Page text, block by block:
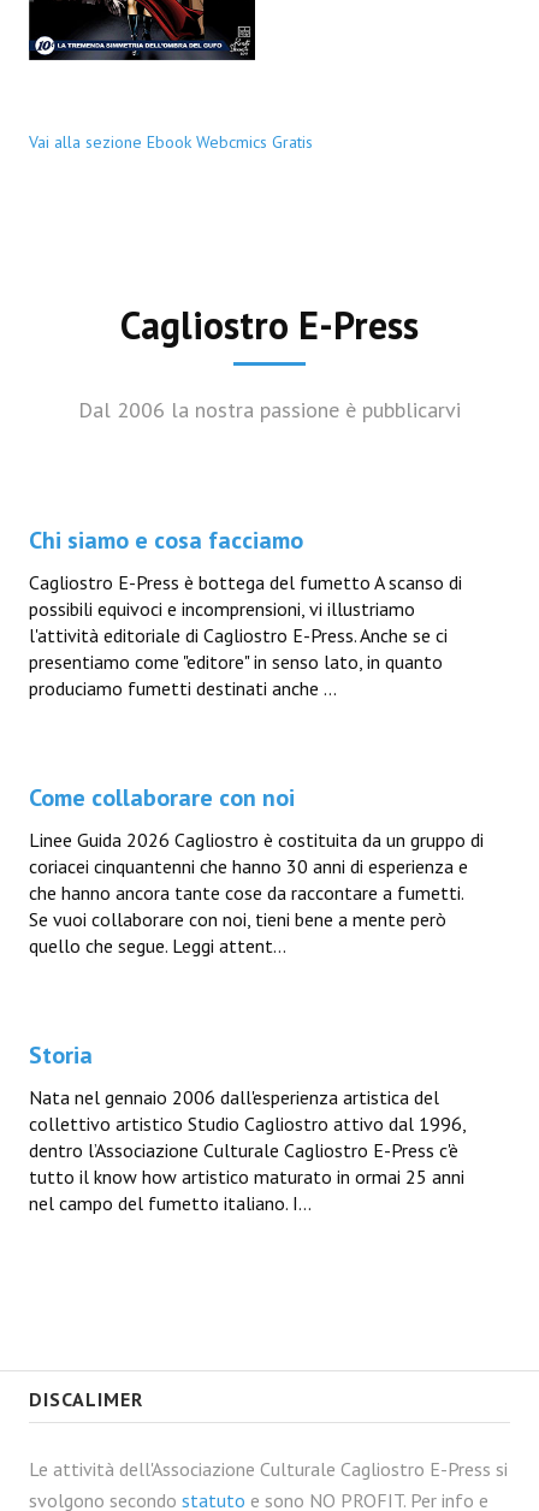
Vai alla sezione Ebook Webcmics Gratis
Cagliostro E-Press
Dal 2006 la nostra passione è pubblicarvi
Chi siamo e cosa facciamo
Cagliostro E-Press è bottega del fumetto A scanso di
possibili equivoci e incomprensioni, vi illustriamo
l'attività editoriale di Cagliostro E-Press. Anche se ci
presentiamo come "editore" in senso lato, in quanto
produciamo fumetti destinati anche ...
Come collaborare con noi
Linee Guida 2026 Cagliostro è costituita da un gruppo di
coriacei cinquantenni che hanno 30 anni di esperienza e
che hanno ancora tante cose da raccontare a fumetti.
Se vuoi collaborare con noi, tieni bene a mente però
quello che segue. Leggi attent...
Storia
Nata nel gennaio 2006 dall'esperienza artistica del
collettivo artistico Studio Cagliostro attivo dal 1996,
dentro l’Associazione Culturale Cagliostro E-Press c'è
tutto il know how artistico maturato in ormai 25 anni
nel campo del fumetto italiano. I...
DISCALIMER
Le attività dell'Associazione Culturale Cagliostro E-Press si
svolgono secondo statuto e sono NO PROFIT. Per info e